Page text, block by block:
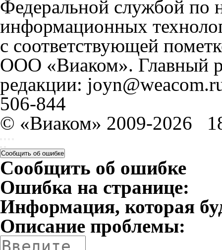
Федеральной службой по
информационных
с соответствующей
ООО «Виаком». Главный
редакции:
506-844
© «Виаком» 2009-2026
Сообщить об ошибке
Сообщить об ошибке
Ошибка на странице:
Информация, которая
Описание проблемы: